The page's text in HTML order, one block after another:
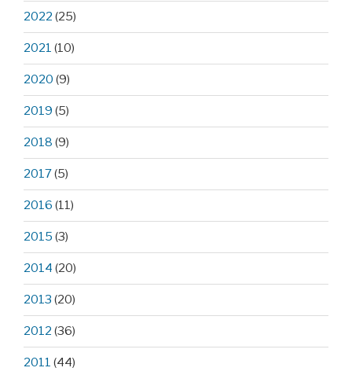
2022 (25)
2021 (10)
2020 (9)
2019 (5)
2018 (9)
2017(5)
2016 (11)
2015 (3)
2014 (20)
2013 (20)
2012 (36)
2011 (44)